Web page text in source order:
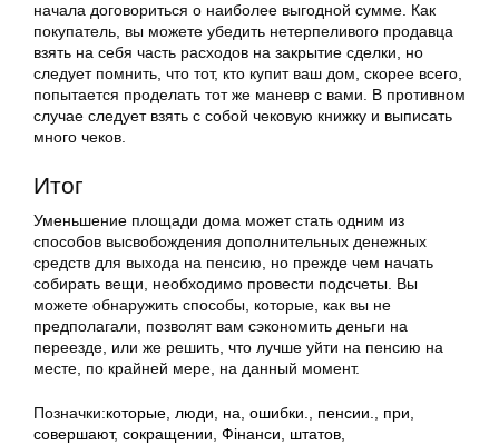
начала договориться о наиболее выгодной сумме. Как
покупатель, вы можете убедить нетерпеливого продавца
взять на себя часть расходов на закрытие сделки, но
следует помнить, что тот, кто купит ваш дом, скорее всего,
попытается проделать тот же маневр с вами. В противном
случае следует взять с собой чековую книжку и выписать
много чеков.
Итог
Уменьшение площади дома может стать одним из
способов высвобождения дополнительных денежных
средств для выхода на пенсию, но прежде чем начать
собирать вещи, необходимо провести подсчеты. Вы
можете обнаружить способы, которые, как вы не
предполагали, позволят вам сэкономить деньги на
переезде, или же решить, что лучше уйти на пенсию на
месте, по крайней мере, на данный момент.
Позначки:которые, люди, на, ошибки., пенсии., при,
совершают, сокращении, Фінанси, штатов,